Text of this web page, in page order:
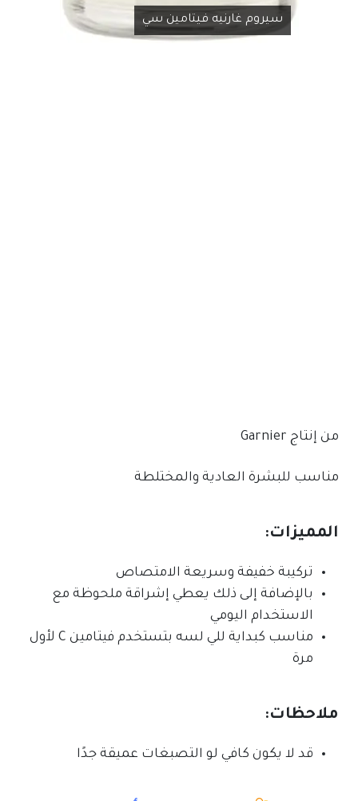
سيروم غارنيه فيتامين سي
من إنتاج Garnier
مناسب للبشرة العادية والمختلطة
المميزات:
تركيبة خفيفة وسريعة الامتصاص
بالإضافة إلى ذلك يعطي إشراقة ملحوظة مع
الاستخدام اليومي
مناسب كبداية للي لسه بتستخدم فيتامين C لأول
مرة
ملاحظات:
قد لا يكون كافي لو التصبغات عميقة جدًا